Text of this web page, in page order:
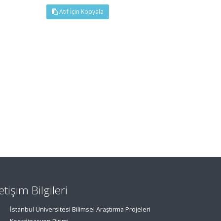
Atıf İçin Kopyala
Bilgileri
İstanbul Üniversitesi Bilimsel Araştırma Projeleri